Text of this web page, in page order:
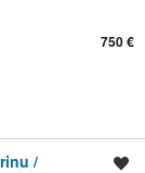
750 €
/